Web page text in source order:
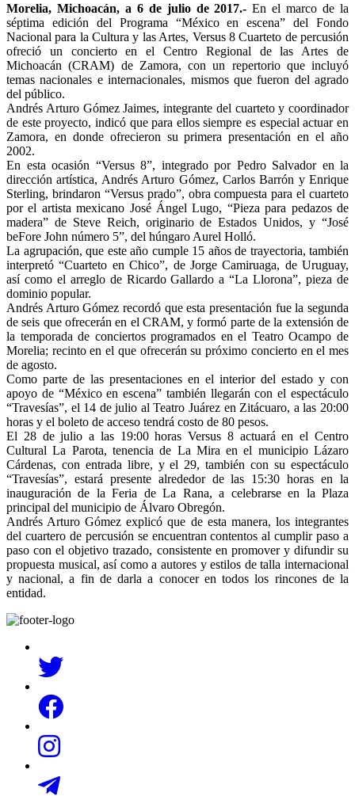
Morelia, Michoacán, a 6 de julio de 2017.-En el marco de la
séptima edición del Programa “México en escena” del Fondo
Nacional para la Cultura y las Artes, Versus 8 Cuarteto de percusión
ofreció un concierto en el Centro Regional de las Artes de
Michoacán (CRAM) de Zamora, con un repertorio que incluyó
temas nacionales e internacionales, mismos que fueron del agrado
del público.
Andrés Arturo Gómez Jaimes, integrante del cuarteto y coordinador
de este proyecto, indicó que para ellos siempre es especial actuar en
Zamora, en donde ofrecieron su primera presentación en el año
2002.
En esta ocasión “Versus 8”, integrado por Pedro Salvador en la
dirección artística, Andrés Arturo Gómez, Carlos Barrón y Enrique
Sterling, brindaron “Versus prado”, obra compuesta para el cuarteto
por el artista mexicano José Ángel Lugo, “Pieza para pedazos de
madera” de Steve Reich, originario de Estados Unidos, y “José
beFore John número 5”, del húngaro Aurel Holló.
La agrupación, que este año cumple 15 años de trayectoria, también
interpretó “Cuarteto en Chico”, de Jorge Camiruaga, de Uruguay,
así como el arreglo de Ricardo Gallardo a “La Llorona”, pieza de
dominio popular.
Andrés Arturo Gómez recordó que esta presentación fue la segunda
de seis que ofrecerán en el CRAM, y formó parte de la extensión de
la temporada de conciertos programados en el Teatro Ocampo de
Morelia; recinto en el que ofrecerán su próximo concierto en el mes
de agosto.
Como parte de las presentaciones en el interior del estado y con
apoyo de “México en escena” también llegarán con el espectáculo
“Travesías”, el 14 de julio al Teatro Juárez en Zitácuaro, a las 20:00
horas y el boleto de acceso tendrá costo de 80 pesos.
El 28 de julio a las 19:00 horas Versus 8 actuará en el Centro
Cultural La Parota, tenencia de La Mira en el municipio Lázaro
Cárdenas, con entrada libre, y el 29, también con su espectáculo
“Travesías”, estará presente alrededor de las 15:30 horas en la
inauguración de la Feria de La Rana, a celebrarse en la Plaza
principal del municipio de Álvaro Obregón.
Andrés Arturo Gómez explicó que de esta manera, los integrantes
del cuartero de percusión se encuentran contentos al cumplir paso a
paso con el objetivo trazado, consistente en promover y difundir su
propuesta musical, así como a autores y estilos de talla internacional
y nacional, a fin de darla a conocer en todos los rincones de la
entidad.